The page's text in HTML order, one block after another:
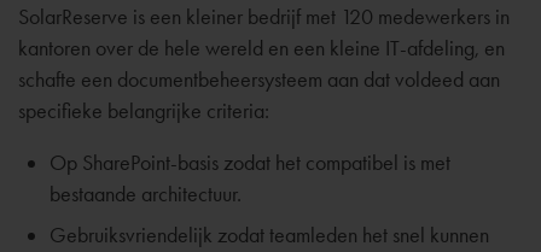
SolarReserve is een kleiner bedrijf met 120 medewerkers in
kantoren over de hele wereld en een kleine IT-afdeling, en
schafte een documentbeheersysteem aan dat voldeed aan
specifieke belangrijke criteria:
Op SharePoint-basis zodat het compatibel is met
bestaande architectuur.
Gebruiksvriendelijk zodat teamleden het snel kunnen